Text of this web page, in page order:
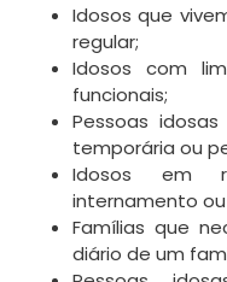
Idosos que
regular;
Idosos com
funcionais;
Pessoas
temporária ou
Idosos em
internamento ou
Famílias que
diário de um